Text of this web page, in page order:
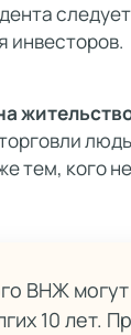
инвесторов.
тем, кого
ВНЖ
10 лет.